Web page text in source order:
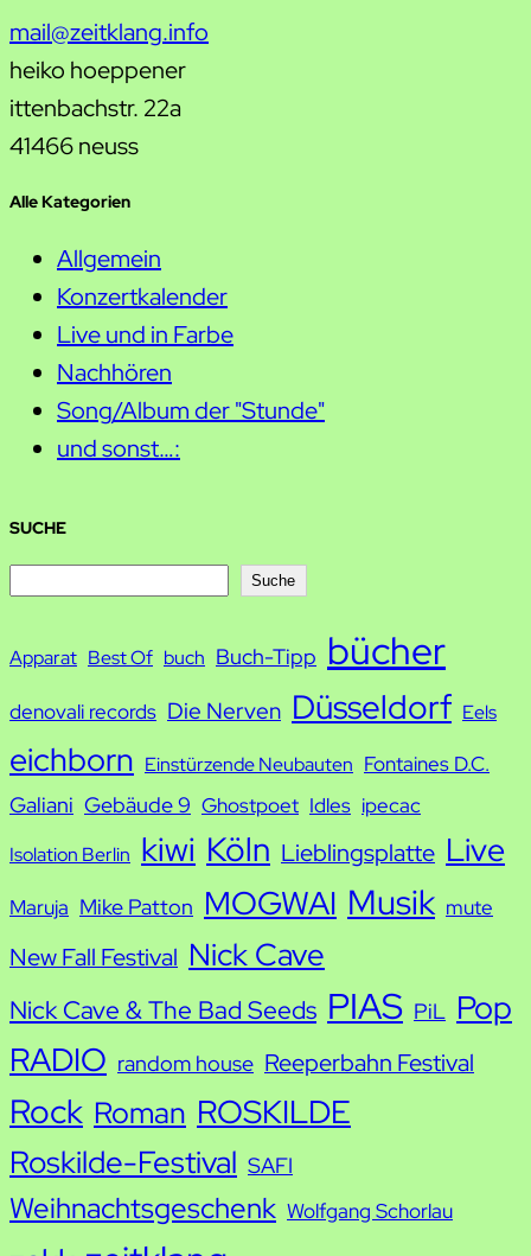
mail@zeitklang.info
heiko hoeppener
ittenbachstr. 22a
41466 neuss
Alle Kategorien
Allgemein
Konzertkalender
Live und in Farbe
Nachhören
Song/Album der "Stunde"
und sonst…:
SUCHE
c
h
Suche
Apparat Best Of buch Buch-Tipp bücher
denovali records Die Nerven Düsseldorf Eels
eichborn Einstürzende Neubauten Fontaines D.C.
Galiani Gebäude 9 Ghostpoet Idles ipecac
Isolation Berlin kiwi Köln Lieblingsplatte Live
Maruja Mike Patton MOGWAI Musik mute
New Fall Festival Nick Cave
Nick Cave & The Bad Seeds PIAS PiL Pop
RADIO random house Reeperbahn Festival
Rock Roman ROSKILDE
Roskilde-Festival SAFI
Weihnachtsgeschenk Wolfgang Schorlau